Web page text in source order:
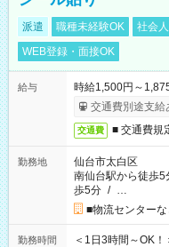
派遣 職種未経験OK 社会
WEB登録・面接OK
給与
時給1,500円～
交通費別途支給
交通費 ■ 交通費規
勤務地
仙台市太白区
南仙台駅から徒歩5
歩5分 / …
■物流センター
勤務時間
＜1日3時間～OK！＞ ▼ 例えば… ▼ 15:00～18:00